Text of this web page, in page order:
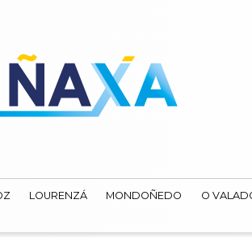
LOURENZÁ MONDOÑEDO O